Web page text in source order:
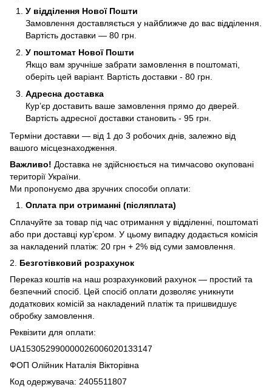
У відділення Нової Пошти
Замовлення доставляється у найближче до вас відділення.
Вартість доставки — 80 грн.
У поштомат Нової Пошти
Якщо вам зручніше забрати замовлення в поштоматі,
оберіть цей варіант. Вартість доставки - 80 грн.
Адресна доставка
Кур’єр доставить ваше замовлення прямо до дверей.
Вартість адресної доставки становить - 95 грн.
Терміни доставки — від 1 до 3 робочих днів, залежно від
вашого місцезнаходження.
Важливо! Доставка не здійснюється на тимчасово окуповані
території України.
Ми пропонуємо два зручних способи оплати:
Оплата при отриманні (післяплата)
Сплачуйте за товар під час отримання у відділенні, поштоматі
або при доставці кур’єром. У цьому випадку додається комісія
за накладений платіж: 20 грн + 2% від суми замовлення.
2. Безготівковий розрахунок
Переказ коштів на наш розрахунковий рахунок — простий та
безпечний спосіб. Цей спосіб оплати дозволяє уникнути
додаткових комісій за накладений платіж та пришвидшує
обробку замовлення.
Реквізити для оплати:
UA153052990000026006020133147
ФОП Олійник Наталія Вікторівна
Код одержувача: 2405511807